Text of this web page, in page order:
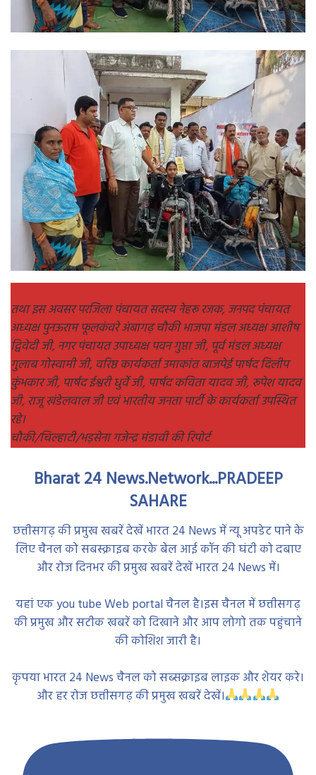
तथा इस अवसर परजिला पंचायत सदस्य नेहरू रजक, जनपद पंचायत
अध्यक्ष पुनऊराम फूलकंवरे अंबागढ़ चौकी भाजपा मंडल अध्यक्ष आशीष
द्विवेदी जी, नगर पंचायत उपाध्यक्ष पवन गुप्ता जी, पूर्व मंडल अध्यक्ष
गुलाब गोस्वामी जी, वरिष्ठ कार्यकर्ता उमाकांत बाजपेई पार्षद दिलीप
कुंभकार जी, पार्षद ईश्वरी धुर्वे जी, पार्षद कविता यादव जी, रूपेश यादव
जी, राजू खंडेलवाल जी एवं भारतीय जनता पार्टी के कार्यकर्ता उपस्थित
रहे।
चौकी/चिल्हाटी/भड़सेना गजेन्द्र मंडावी की रिपोर्ट
Bharat 24 News.Network...PRADEEP
SAHARE
छत्तीसगढ़ की प्रमुख खबरें देखें भारत 24 News में न्यू अपडेट पाने के
लिए चैनल को सबस्क्राइब करके बेल आई कॉन की घंटी को दबाए
और रोज दिनभर की प्रमुख खबरें देखें भारत 24 News में।
यहां एक you tube Web portal चैनल है।इस चैनल में छत्तीसगढ़
की प्रमुख और सटीक खबरें को दिखाने और आप लोगो तक पहुंचाने
की कोशिश जारी है।
कृपया भारत 24 News चैनल को सब्सक्राइब लाइक और शेयर करे।
और हर रोज छत्तीसगढ़ की प्रमुख खबरें देखें।